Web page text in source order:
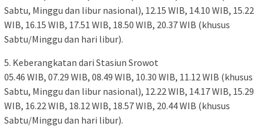
Sabtu, Minggu dan libur nasional), 12.15 WIB, 14.10 WIB, 15.22
WIB, 16.15 WIB, 17.51 WIB, 18.50 WIB, 20.37 WIB (khusus
Sabtu/Minggu dan hari libur).
5. Keberangkatan dari Stasiun Srowot
05.46 WIB, 07.29 WIB, 08.49 WIB, 10.30 WIB, 11.12 WIB (khusus
Sabtu, Minggu dan libur nasional), 12.22 WIB, 14.17 WIB, 15.29
WIB, 16.22 WIB, 18.12 WIB, 18.57 WIB, 20.44 WIB (khusus
Sabtu/Minggu dan hari libur).